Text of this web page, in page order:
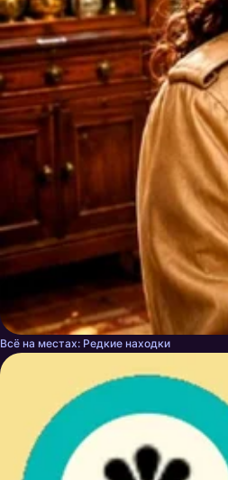
Всё на местах: Редкие находки